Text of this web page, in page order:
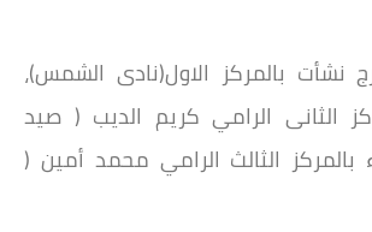
نشأت بالمركز الاول(نادى الشمس)،
الثانى الرامي كريم الديب ( صيد
بالمركز الثالث الرامي محمد أمين (